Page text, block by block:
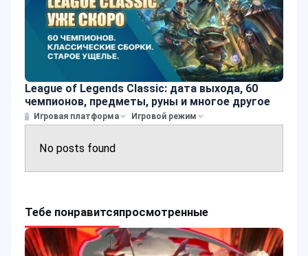
League of Legends Classic: дата выхода, 60
чемпионов, предметы, руны и многое другое
Игровая платформа Игровой режим
No posts found
Тебе понравитсяпросмотренные